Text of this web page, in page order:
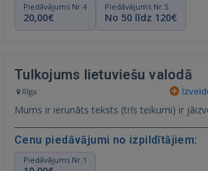
Piedāvājums Nr.4
20,00€
Piedāvājums Nr.5
No 50 līdz 120€
Tulkojums lietuviešu valodā
Rīga
Mums ir ierunāts teksts (trīs teikumi) ir
Cenu piedāvājumi no izpildītājiem:
Piedāvājums Nr.1